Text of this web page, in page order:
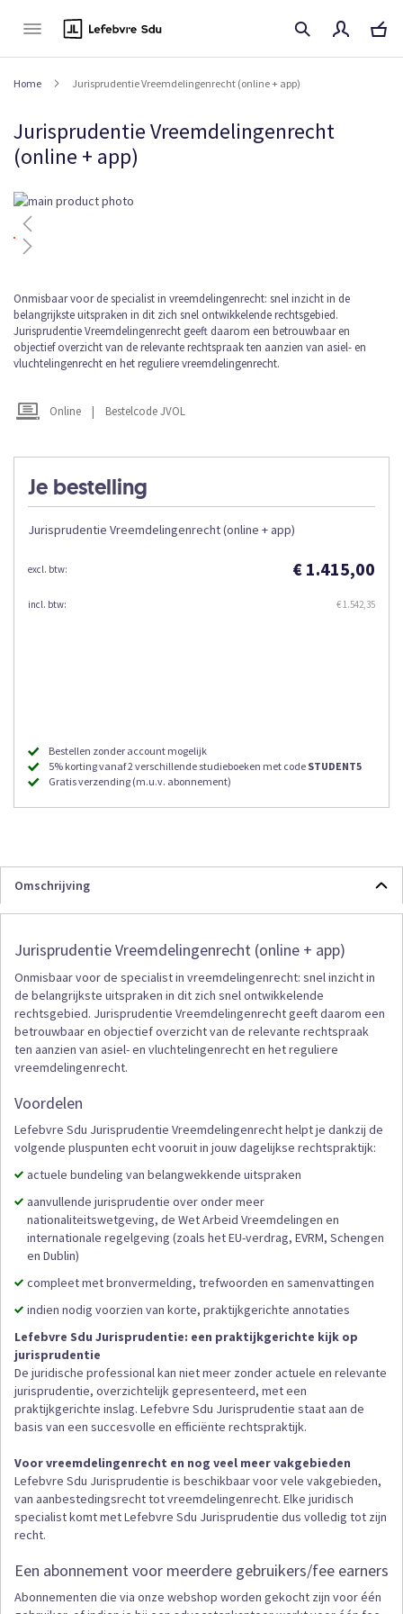
Home Jurisprudentie Vreemdelingenrecht (online + app)
Jurisprudentie Vreemdelingenrecht
(online + app)
Je bestelling
Jurisprudentie Vreemdelingenrecht (online + app)
€ 1.415,00
€ 1.542,35
Bestellen zonder account mogelijk
5% korting vanaf 2 verschillende studieboeken met code STUDENT5
Gratis verzending (m.u.v. abonnement)
Ga
naar
het
einde
de
afbeeldingen-
gallerij
Online | Bestelcode JVOL
Ga
naar
het
begin
van
afbeeldingen-
gallerij
Onmisbaar voor de specialist in vreemdelingenrecht: snel inzicht in de
belangrijkste uitspraken in dit zich snel ontwikkelende rechtsgebied.
Jurisprudentie Vreemdelingenrecht geeft daarom een betrouwbaar en
objectief overzicht van de relevante rechtspraak ten aanzien van asiel- en
vluchtelingenrecht en het reguliere vreemdelingenrecht.
Omschrijving
Jurisprudentie Vreemdelingenrecht (online + app)
Onmisbaar voor de specialist in vreemdelingenrecht: snel inzicht in
de belangrijkste uitspraken in dit zich snel ontwikkelende
rechtsgebied. Jurisprudentie Vreemdelingenrecht geeft daarom een
betrouwbaar en objectief overzicht van de relevante rechtspraak
ten aanzien van asiel- en vluchtelingenrecht en het reguliere
vreemdelingenrecht.
Voordelen
Lefebvre Sdu Jurisprudentie Vreemdelingenrecht helpt je dankzij de
volgende pluspunten echt vooruit in jouw dagelijkse rechtspraktijk:
actuele bundeling van belangwekkende uitspraken
aanvullende jurisprudentie over onder meer
nationaliteitswetgeving, de Wet Arbeid Vreemdelingen en
internationale regelgeving (zoals het EU-verdrag, EVRM, Schengen
en Dublin)
compleet met bronvermelding, trefwoorden en samenvattingen
indien nodig voorzien van korte, praktijkgerichte annotaties
Lefebvre Sdu Jurisprudentie: een praktijkgerichte kijk op
jurisprudentie
De juridische professional kan niet meer zonder actuele en relevante
jurisprudentie, overzichtelijk gepresenteerd, met een
praktijkgerichte inslag. Lefebvre Sdu Jurisprudentie staat aan de
basis van een succesvolle en efficiënte rechtspraktijk.
Voor vreemdelingenrecht en nog veel meer vakgebieden
Lefebvre Sdu Jurisprudentie is beschikbaar voor vele vakgebieden,
van aanbestedingsrecht tot vreemdelingenrecht. Elke juridisch
specialist komt met Lefebvre Sdu Jurisprudentie dus volledig tot zijn
recht.
Een abonnement voor meerdere gebruikers/fee earners
Abonnementen die via onze webshop worden gekocht zijn voor één